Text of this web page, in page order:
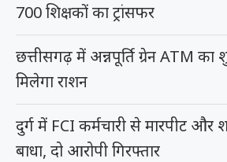
700 शिक्षकों का ट्रांसफर
छत्तीसगढ़ में अन्नपूर्ति ग्रेन ATM
मिलेगा राशन
दुर्ग में FCI कर्मचारी से मारपीट और
बाधा, दो आरोपी गिरफ्तार